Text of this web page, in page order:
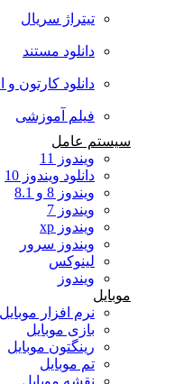
تیتراژ سریال
دانلود مستند
دانلود کارتون و
فیلم آموزشی
سیستم عامل
ویندوز 11
دانلود ویندوز 10
ویندوز 8 و 8.1
ویندوز 7
ویندوز xp
ویندوز سرور
لینوکس
ویندوز
موبایل
نرم افزار موبایل
بازی موبایل
رینگتون موبایل
تم موبایل
نقشه موبایل